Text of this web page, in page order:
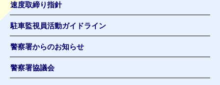
速度取締り指針
駐車監視員活動ガイドライン
警察署からのお知らせ
警察署協議会